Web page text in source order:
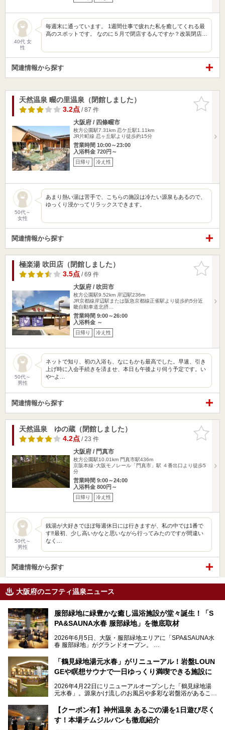
40代 女
性
毎週末に通っています。 1週間仕事で疲れた私を癒してくれる最
高のスポットです。 なのに５月で閉店するんですか？改装閉店…
関連情報から探す
お気に入
りに追加
天然温泉 畷の里温泉（閉館しました）
3.2点/ 87 件
大阪府 / 四條畷市
枚方公園駅7.31km 忍ケ丘駅1.11km
JR片町線 忍ヶ丘駅より徒歩約15分
営業時間 10:00～23:00
入浴料金 720円～
日帰り 冷え性
50代～
女性
あまり熱い湯は苦手で、こちらの施設は冷たい源泉もあるので、
ゆっくり浸かってリラックスできます。
関連情報から探す
お気に入
りに追加
極楽湯 吹田店（閉館しました）
3.5点/ 69 件
大阪府 / 吹田市
枚方公園駅9.52km 岸辺駅236m
JR京都線岸辺駅または阪急京都線正雀駅より徒歩約5分近
畿自動車道北摂…
営業時間 9:00～26:00
入浴料金 ～
日帰り 冷え性
50代～
男性
ネットで知り、初の入浴も、なにもかも最高でした。早速、引き
上げ時に入会手続きを済ませ、本日も午後より伺う予定です。い
や~よ…
関連情報から探す
お気に入
りに追加
天然温泉 ゆの蔵（閉館しました）
4.2点/ 23 件
大阪府 / 門真市
枚方公園駅10.01km 門真市駅436m
京阪本線･大阪モノレール「門真市」駅 ４番出口より徒歩5
分
営業時間 9:00～24:00
入浴料金 800円～
日帰り 冷え性
50代～
男性
銭湯が大好きでほぼ毎週休日には行きますが、私の中では1番で
す‼️最初、少し高いかなと思いながら行ってみたのですが間違い
なく…
関連情報から探す
大阪府のニフティ温泉ニュース
服部緑地に緑豊かな癒し温浴施設が堂々誕生！「S
PA&SAUNA水春 服部緑地」を徹底取材
2026年6月5日、大阪・服部緑地エリアに「SPA&SAUNA水
春 服部緑地」がグランドオープン。
当初の計画から約5年の時を経て誕生した本施設は、温泉・
サウナ・岩盤浴・フィットネス・ラウンジ・レストランなど
を融合した、これまでの“水春”のイメージをさらに進化させ
今回はオープン前の内覧会に参加し、館内のこだわりポイン
サウナー注目の3種のサウナや160cmの深水風呂、没入感の
高い岩盤浴エリア、日本最大の台数を誇る最新AIフィットネ
スマシンなど、見どころ満載の館内を詳しくご紹介します。
「鶴見緑地湯元水春」がリニューアル！岩盤LOUN
GEや瞑想サウナで一日ゆっくり満喫できる施設に
2026年4月22日にリニューアルオープンした「鶴見緑地湯
元水春」。源泉かけ流しのお風呂や多彩な岩盤浴があること
に“一日中くつろげる場所”としてパワーアップしています。
今回のリニューアルでは、新たに登場した瞑想サウナをはじ
【クーポン有】神州温泉 あるごの湯を1日遊び尽く
す！本場チムジルバンも徹底紹介